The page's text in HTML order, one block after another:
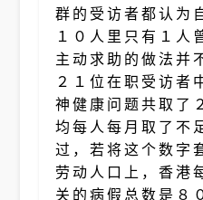
群的受访者都认为
１０人里只有１人
主动求助的做法并
２１位在职受访者
神健康问题共取了
均每人每月取了不
过，若将这个数字
劳动人口上，香港
关的病假总数是８